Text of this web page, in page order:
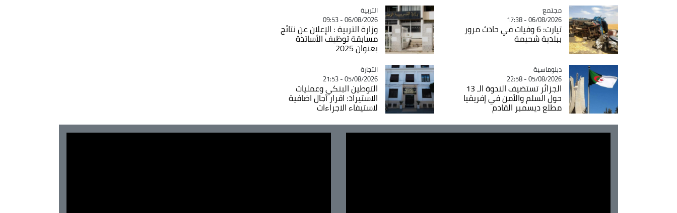
Catégorie
مجتمع
06/08/2026 - 17:38
تيارت: 6 وفيات في حادث مرور
ببلدية شحيمة
Catégorie
التربية
06/08/2026 - 09:53
وزارة التربية : الإعلان عن نتائج
مسابقة توظيف الأساتذة
بعنوان 2025
Catégorie
دبلوماسية
05/08/2026 - 22:58
الجزائر تستضيف الندوة الـ 13
حول السلم والأمن في إفريقيا
مطلع ديسمبر القادم
Catégorie
التجارة
05/08/2026 - 21:53
التوطين البنكي وعمليات
الاستيراد: اقرار آجال اضافية
لاستيفاء الاجراءات